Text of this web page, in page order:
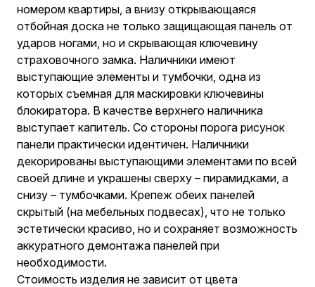
номером квартиры, а внизу открывающаяся
отбойная доска не только защищающая панель от
ударов ногами, но и скрывающая ключевину
страховочного замка. Наличники имеют
выступающие элементы и тумбочки, одна из
которых съемная для маскировки ключевины
блокиратора. В качестве верхнего наличника
выступает капитель. Со стороны порога рисунок
панели практически идентичен. Наличники
декорированы выступающими элементами по всей
своей длине и украшены сверху – пирамидками, а
снизу – тумбочками. Крепеж обеих панелей
скрытый (на мебельных подвесах), что не только
эстетически красиво, но и сохраняет возможность
аккуратного демонтажа панелей при
необходимости.
Стоимость изделия не зависит от цвета